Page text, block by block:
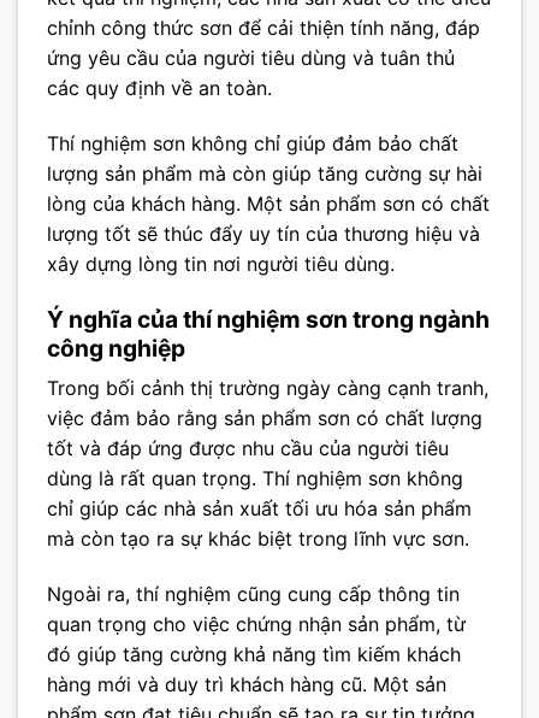
chỉnh công thức sơn để cải thiện tính năng, đáp
ứng yêu cầu của người tiêu dùng và tuân thủ
các quy định về an toàn.
Thí nghiệm sơn không chỉ giúp đảm bảo chất
lượng sản phẩm mà còn giúp tăng cường sự hài
lòng của khách hàng. Một sản phẩm sơn có chất
lượng tốt sẽ thúc đẩy uy tín của thương hiệu và
xây dựng lòng tin nơi người tiêu dùng.
Ý nghĩa của thí nghiệm sơn trong ngành
công nghiệp
Trong bối cảnh thị trường ngày càng cạnh tranh,
việc đảm bảo rằng sản phẩm sơn có chất lượng
tốt và đáp ứng được nhu cầu của người tiêu
dùng là rất quan trọng. Thí nghiệm sơn không
chỉ giúp các nhà sản xuất tối ưu hóa sản phẩm
mà còn tạo ra sự khác biệt trong lĩnh vực sơn.
Ngoài ra, thí nghiệm cũng cung cấp thông tin
quan trọng cho việc chứng nhận sản phẩm, từ
đó giúp tăng cường khả năng tìm kiếm khách
hàng mới và duy trì khách hàng cũ. Một sản